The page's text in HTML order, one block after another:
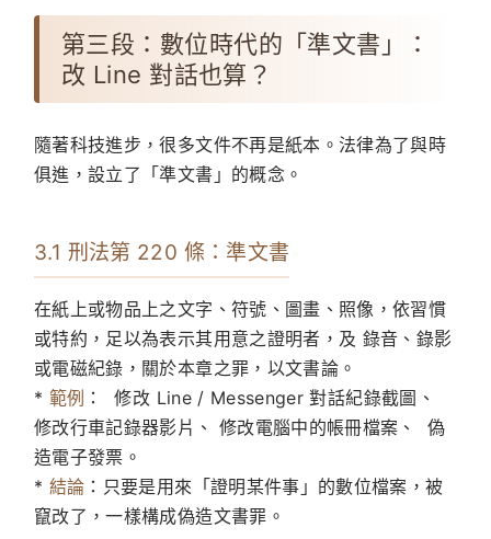
第三段：數位時代的「準文書」：
改 Line 對話也算？
隨著科技進步，很多文件不再是紙本。法律為了與時
俱進，設立了「準文書」的概念。
3.1 刑法第 220 條：準文書
在紙上或物品上之文字、符號、圖畫、照像，依習慣
或特約，足以為表示其用意之證明者，及 錄音、錄影
或電磁紀錄，關於本章之罪，以文書論。
* 範例 ： 修改 Line / Messenger 對話紀錄截圖、
修改行車記錄器影片、 修改電腦中的帳冊檔案、 偽
造電子發票。
* 結論 ：只要是用來「證明某件事」的數位檔案，被
竄改了，一樣構成偽造文書罪。